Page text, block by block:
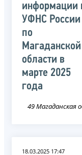
информации
УФНС России
по
Магаданской
области в
марте 2025
года
18.03.2025 17:47